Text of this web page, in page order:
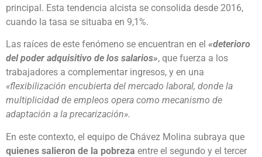
principal. Esta tendencia alcista se consolida desde 2016,
cuando la tasa se situaba en 9,1%.
Las raíces de este fenómeno se encuentran en el «deterioro
del poder adquisitivo de los salarios», que fuerza a los
trabajadores a complementar ingresos, y en una
«flexibilización encubierta del mercado laboral, donde la
multiplicidad de empleos opera como mecanismo de
adaptación a la precarización».
En este contexto, el equipo de Chávez Molina subraya que
quienes salieron de la pobreza entre el segundo y el tercer